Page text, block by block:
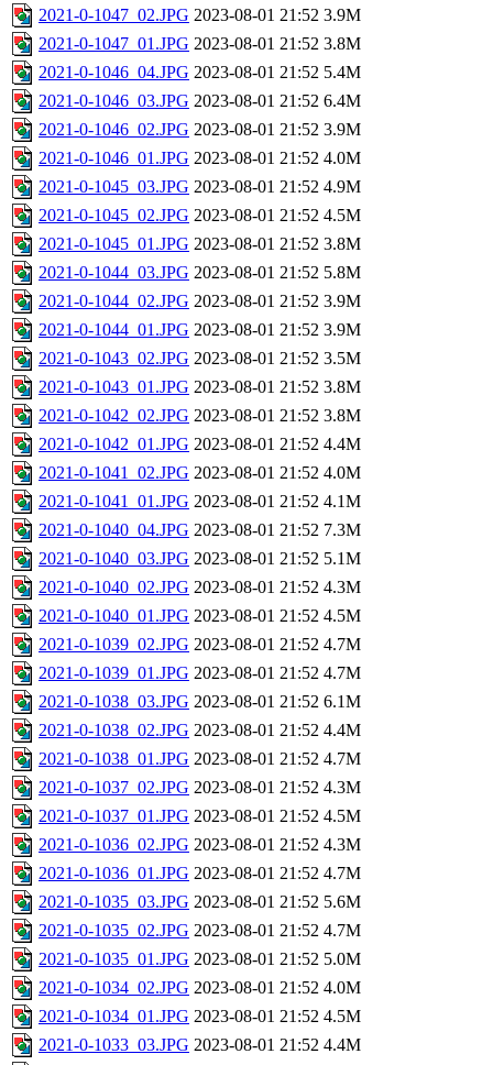
2021-0-1047_02.JPG 2023-08-01 21:52 3.9M
2021-0-1047_01.JPG 2023-08-01 21:52 3.8M
2021-0-1046_04.JPG 2023-08-01 21:52 5.4M
2021-0-1046_03.JPG 2023-08-01 21:52 6.4M
2021-0-1046_02.JPG 2023-08-01 21:52 3.9M
2021-0-1046_01.JPG 2023-08-01 21:52 4.0M
2021-0-1045_03.JPG 2023-08-01 21:52 4.9M
2021-0-1045_02.JPG 2023-08-01 21:52 4.5M
2021-0-1045_01.JPG 2023-08-01 21:52 3.8M
2021-0-1044_03.JPG 2023-08-01 21:52 5.8M
2021-0-1044_02.JPG 2023-08-01 21:52 3.9M
2021-0-1044_01.JPG 2023-08-01 21:52 3.9M
2021-0-1043_02.JPG 2023-08-01 21:52 3.5M
2021-0-1043_01.JPG 2023-08-01 21:52 3.8M
2021-0-1042_02.JPG 2023-08-01 21:52 3.8M
2021-0-1042_01.JPG 2023-08-01 21:52 4.4M
2021-0-1041_02.JPG 2023-08-01 21:52 4.0M
2021-0-1041_01.JPG 2023-08-01 21:52 4.1M
2021-0-1040_04.JPG 2023-08-01 21:52 7.3M
2021-0-1040_03.JPG 2023-08-01 21:52 5.1M
2021-0-1040_02.JPG 2023-08-01 21:52 4.3M
2021-0-1040_01.JPG 2023-08-01 21:52 4.5M
2021-0-1039_02.JPG 2023-08-01 21:52 4.7M
2021-0-1039_01.JPG 2023-08-01 21:52 4.7M
2021-0-1038_03.JPG 2023-08-01 21:52 6.1M
2021-0-1038_02.JPG 2023-08-01 21:52 4.4M
2021-0-1038_01.JPG 2023-08-01 21:52 4.7M
2021-0-1037_02.JPG 2023-08-01 21:52 4.3M
2021-0-1037_01.JPG 2023-08-01 21:52 4.5M
2021-0-1036_02.JPG 2023-08-01 21:52 4.3M
2021-0-1036_01.JPG 2023-08-01 21:52 4.7M
2021-0-1035_03.JPG 2023-08-01 21:52 5.6M
2021-0-1035_02.JPG 2023-08-01 21:52 4.7M
2021-0-1035_01.JPG 2023-08-01 21:52 5.0M
2021-0-1034_02.JPG 2023-08-01 21:52 4.0M
2021-0-1034_01.JPG 2023-08-01 21:52 4.5M
2021-0-1033_03.JPG 2023-08-01 21:52 4.4M